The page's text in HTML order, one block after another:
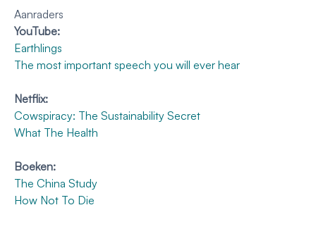
Aanraders
YouTube:
Earthlings
The most important speech you will ever hear
Netflix:
Cowspiracy: The Sustainability Secret
What The Health
Boeken:
The China Study
How Not To Die